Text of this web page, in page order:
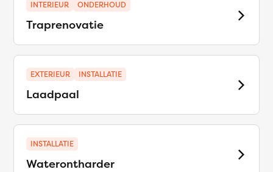
INTERIEUR ONDERHOUD
Traprenovatie
EXTERIEUR INSTALLATIE
Laadpaal
INSTALLATIE
Waterontharder